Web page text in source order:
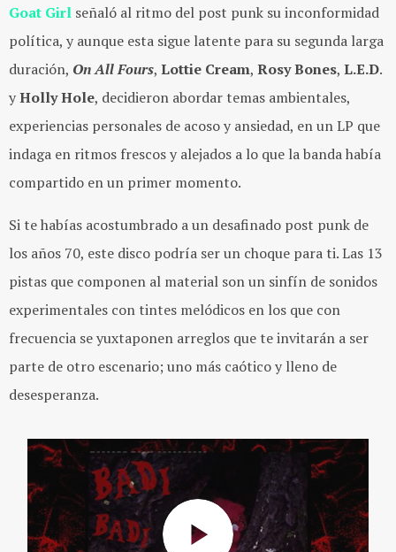
Goat Girl señaló al ritmo del post punk su inconformidad
política, y aunque esta sigue latente para su segunda larga
duración, On All Fours, Lottie Cream, Rosy Bones, L.E.D.
yHolly Hole, decidieron abordar temas ambientales,
experiencias personales de acoso y ansiedad, en un LP que
indaga en ritmos frescos y alejados a lo que la banda había
compartido en un primer momento.
Si te habías acostumbrado a un desafinado post punk de
los años 70, este disco podría ser un choque para ti. Las 13
pistas que componen al material son un sinfín de sonidos
experimentales con tintes melódicos en los que con
frecuencia se yuxtaponen arreglos que te invitarán a ser
parte de otro escenario; uno más caótico y lleno de
desesperanza.